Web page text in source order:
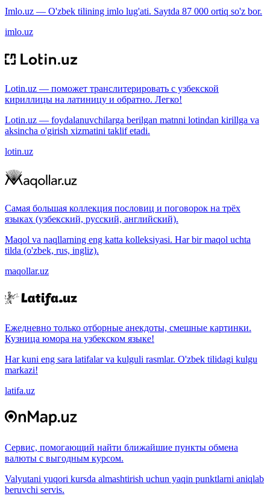
Imlo.uz — O'zbek tilining imlo lug'ati. Saytda 87 000 ortiq so'z bor.
imlo.uz
Lotin.uz — поможет транслитерировать с узбекской
кириллицы на латиницу и обратно. Легко!
Lotin.uz — foydalanuvchilarga berilgan matnni lotindan kirillga va
aksincha o'girish xizmatini taklif etadi.
lotin.uz
Самая большая коллекция пословиц и поговорок на трёх
языках (узбекский, русский, английский).
Maqol va naqllarning eng katta kolleksiyasi. Har bir maqol uchta
tilda (o'zbek, rus, ingliz).
maqollar.uz
Ежедневно только отборные анекдоты, смешные картинки.
Кузница юмора на узбекском языке!
Har kuni eng sara latifalar va kulguli rasmlar. O'zbek tilidagi kulgu
markazi!
latifa.uz
Сервис, помогающий найти ближайшие пункты обмена
валюты с выгодным курсом.
Valyutani yuqori kursda almashtirish uchun yaqin punktlarni aniqlab
beruvchi servis.